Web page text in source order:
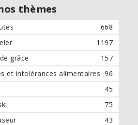
thèmes
668
1197
grâce
157
et intolérances alimentaires 96
45
75
43